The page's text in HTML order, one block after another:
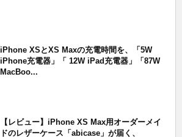
iPhone XSとXS Maxの充電時間を、「5W
iPhone充電器」「 12W iPad充電器」「87W
MacBoo...
【レビュー】iPhone XS Max用オーダーメイ
ドのレザーケース「abicase」が届く、